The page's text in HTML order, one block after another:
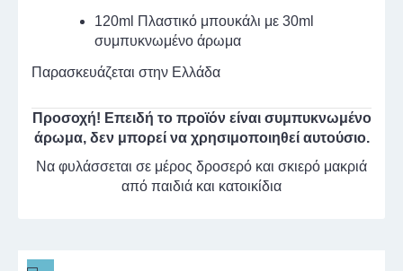
120ml Πλαστικό μπουκάλι με 30ml
συμπυκνωμένο άρωμα
Παρασκευάζεται στην Ελλάδα
Προσοχή! Επειδή το προϊόν είναι συμπυκνωμένο
άρωμα, δεν μπορεί να χρησιμοποιηθεί αυτούσιο.
Να φυλάσσεται σε μέρος δροσερό και σκιερό μακριά
από παιδιά και κατοικίδια